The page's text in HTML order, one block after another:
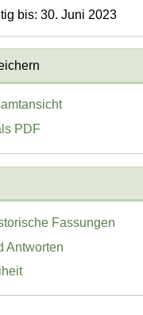
bis: 30. Juni 2023
PDF
Fassungen
Antworten